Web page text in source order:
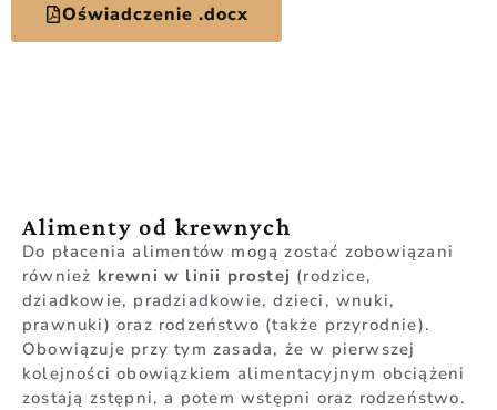
Oświadczenie .docx
Alimenty od krewnych
Do płacenia alimentów mogą zostać zobowiązani
również krewni w linii prostej (rodzice,
dziadkowie, pradziadkowie, dzieci, wnuki,
prawnuki) oraz rodzeństwo (także przyrodnie).
Obowiązuje przy tym zasada, że w pierwszej
kolejności obowiązkiem alimentacyjnym obciążeni
zostają zstępni, a potem wstępni oraz rodzeństwo.